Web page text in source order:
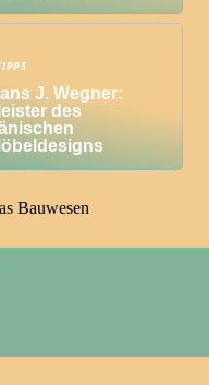
J. Wegner:
des
Bauwesen